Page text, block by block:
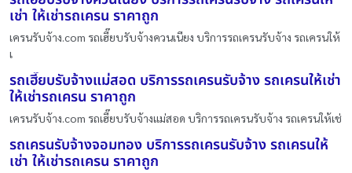
เช่า ให้เช่ารถเครน ราคาถูก
เครนรับจ้าง.com รถเฮี๊ยบรับจ้างควนเนียง บริการรถเครนรับจ้าง รถเครนให้
เ
รถเฮี๊ยบรับจ้างแม่สอด บริการรถเครนรับจ้าง รถเครนให้เช่า
ให้เช่ารถเครน ราคาถูก
เครนรับจ้าง.com รถเฮี๊ยบรับจ้างแม่สอด บริการรถเครนรับจ้าง รถเครนให้เช่
รถเครนรับจ้างจอมทอง บริการรถเครนรับจ้าง รถเครนให้
เช่า ให้เช่ารถเครน ราคาถูก